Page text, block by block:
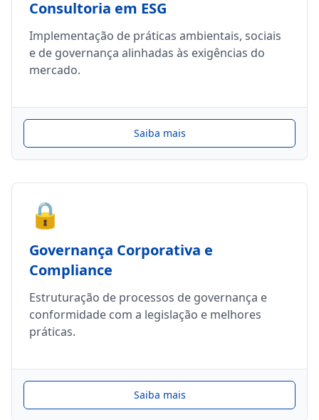
Consultoria em ESG
Implementação de práticas ambientais, sociais
e de governança alinhadas às exigências do
mercado.
Saiba mais
🔒
Governança Corporativa e
Compliance
Estruturação de processos de governança e
conformidade com a legislação e melhores
práticas.
Saiba mais